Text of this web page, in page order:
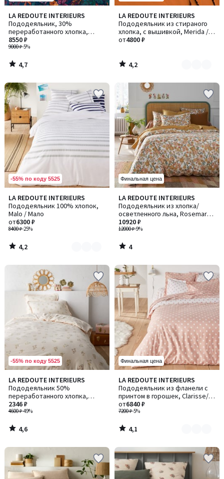
LA REDOUTE INTERIEURS
Пододеяльник, 30%
переработанного хлопка,
Foliaro / Фоларио
9000 ₽-5%
8550 ₽
4,7
/ 5
4,7
/
LA REDOUTE INTERIEURS
Пододеяльник из стираного
хлопка, с вышивкой, Merida /
Мерида
от4800 ₽
4,2
/ 5
Количество
цветов:
2
4,2
/
-55% по коду 5525
LA REDOUTE INTERIEURS
Пододеяльник 100% хлопок,
Malo / Мало
8400 ₽-25%
от6300 ₽
4,2
/ 5
Количество
цветов:
2
4,2
/
Финальная цена
LA REDOUTE INTERIEURS
Пододеяльник из хлопка/
осветленного льна, Rosemary /
Розмари
12000 ₽-9%
10920 ₽
4
/
5
4
/
-55% по коду 5525
LA REDOUTE INTERIEURS
Пододеяльник 50%
переработанного хлопка,
Camomille / Камомиль
4600 ₽-49%
2346 ₽
4,6
/ 5
4,6
/
Финальная цена
LA REDOUTE INTERIEURS
Пододеяльник из фланели с
принтом в горошек, Clarisse/
Кларисс
7200 ₽-5%
от6840 ₽
4,1
/ 5
Количество
цветов:
2
4,1
/